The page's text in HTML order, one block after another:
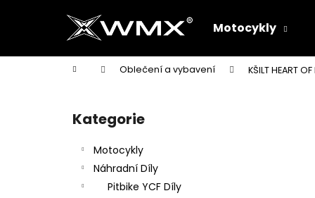
Motocykly
Domů Oblečení a vybavení KŠILT HEART OF
Přeskočit
kategorie
Kategorie
Motocykly
Náhradní Díly
Pitbike YCF Díly
í
Zpět
do
Zpět
do